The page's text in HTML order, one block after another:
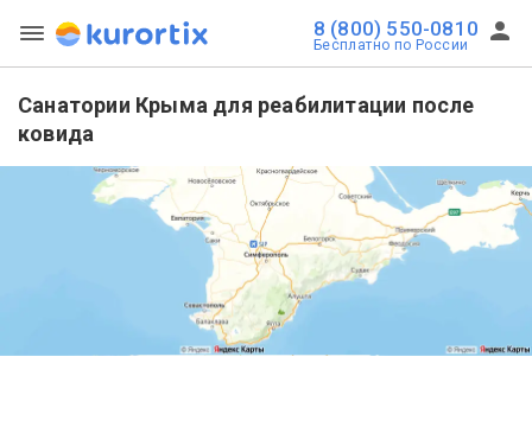
8 (800) 550-0810
Бесплатно по России
Санатории Крыма для реабилитации после
ковида